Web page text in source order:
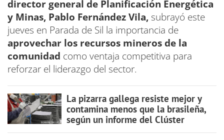
director general de Planificación Energética
y Minas, Pablo Fernández Vila, subrayó este
jueves en Parada de Sil la importancia de
aprovechar los recursos mineros de la
comunidad como ventaja competitiva para
reforzar el liderazgo del sector.
La pizarra gallega resiste mejor y
contamina menos que la brasileña,
según un informe del Clúster